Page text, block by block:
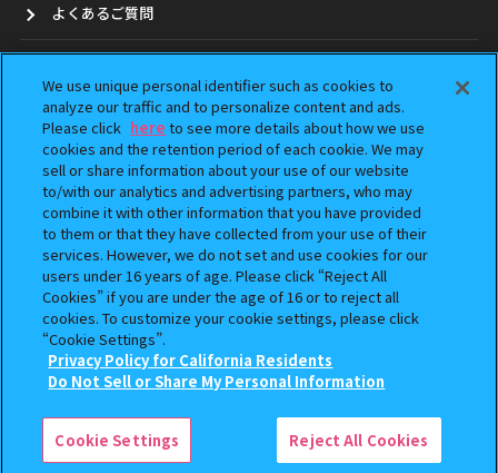
よくあるご質問
ガシャポンどこ？
アンケート
ウェブアクセシビリティ方針
Do Not Sell or Share My Personal Information
本サイトに掲載されている全ての画像、文章、データの無断転用、転載をお断りします。
コピーライト一覧を表示する
We use unique personal identifier such as cookies to
analyze our traffic and to personalize content and ads.
Please click here to see more details about how we use
cookies and the retention period of each cookie. We may
sell or share information about your use of our website
to/with our analytics and advertising partners, who may
combine it with other information that you have provided
to them or that they have collected from your use of their
services. However, we do not set and use cookies for our
users under 16 years of age. Please click “Reject All
Cookies” if you are under the age of 16 or to reject all
cookies. To customize your cookie settings, please click
“Cookie Settings”.
Privacy Policy for California Residents
Do Not Sell or Share My Personal Information
Cookie Settings Reject All Cookies